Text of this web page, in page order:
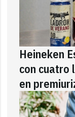
Heineken
con cuatro
en